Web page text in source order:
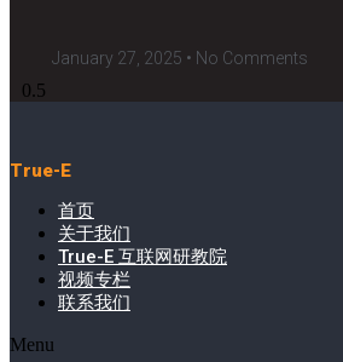
January 27, 2025 No Comments
True-E
首页
关于我们
True-E 互联网研教院
视频专栏
联系我们
Menu